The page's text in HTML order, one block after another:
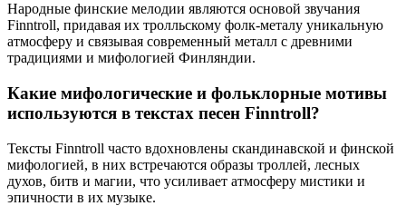
Народные финские мелодии являются основой звучания
Finntroll, придавая их тролльскому фолк-металу уникальную
атмосферу и связывая современный металл с древними
традициями и мифологией Финляндии.
Какие мифологические и фольклорные мотивы
используются в текстах песен Finntroll?
Тексты Finntroll часто вдохновлены скандинавской и финской
мифологией, в них встречаются образы троллей, лесных
духов, битв и магии, что усиливает атмосферу мистики и
эпичности в их музыке.